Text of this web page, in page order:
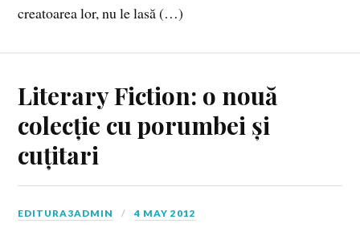
creatoarea lor, nu le lasă (…)
Literary Fiction: o nouă
colecție cu porumbei și
cuțitari
EDITURA3ADMIN 4 MAY 2012